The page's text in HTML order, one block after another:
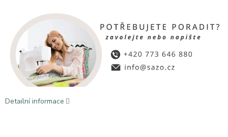
Detailní informace